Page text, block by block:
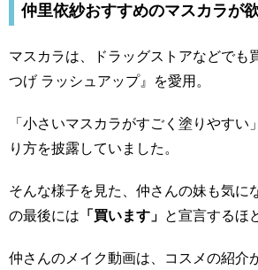
仲里依紗おすすめのマスカラが
マスカラは、ドラッグストアなどでも
つげ ラッシュアップ』を愛用。
「小さいマスカラがすごく塗りやすい
り方を披露していました。
そんな様子を見た、仲さんの妹も気に
の最後には 「買います」 と宣言するほ
仲さんのメイク動画は、コスメの紹介